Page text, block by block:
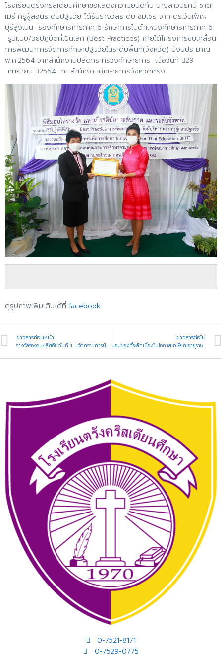
โรงเรียนตรังคริสเตียนศึกษาขอแสดงความยินดีกับ นางสาวปรัศนี ชาตะ
เมธี ครูผู้สอนระดับปฐมวัย ได้รับรางวัลระดับ ชมเชย จาก ดร.วันเพ็ญ
บุรีสูงเนิน รองศึกษาธิการภาค 6 รักษาการในตำแหน่งศึกษาธิการภาค 6
รูปแบบ/วิธีปฏิบัติที่เป็นเลิศ (Best Practices) ภายใต้โครงการขับเคลื่อน
การพัฒนาการจัดการศึกษาปฐมวัยในระดับพื้นที่(จังหวัด) ปีงบประมาณ
พ.ศ.2564 จากสำนักงานปลัดกระทรวงศึกษาธิการ เมื่อวันที่ 29
กันยายน 2564 ณ สำนักงานศึกษาธิการจังหวัดตรัง
ดูรูปภาพเพิ่มเติมได้ที่ facebook
ข่าวสารก่อนหน้า
รางวัลรองชนะเลิศอันดับที่ 1 นวัตกรรมการนิเทศ ติดตามและประเมินผลของสถานศึกษา
ข่าวสารต่อไป
มอบของที่ระลึกเนื่องในโอกาสเกษียณอายุราชการ
0-7521-8171
0-7529-0775